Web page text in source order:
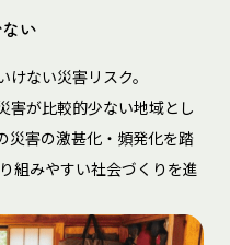
い
ない災害リスク。
害が比較的少ない地域とし
災害の激甚化・頻発化を踏
組みやすい社会づくりを進